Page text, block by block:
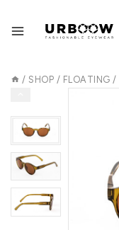
/ SHOP / FLOATING /